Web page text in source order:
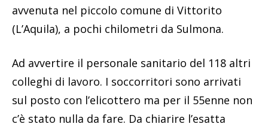
avvenuta nel piccolo comune di Vittorito
(L’Aquila), a pochi chilometri da Sulmona.
Ad avvertire il personale sanitario del 118 altri
colleghi di lavoro. I soccorritori sono arrivati
sul posto con l’elicottero ma per il 55enne non
c’è stato nulla da fare. Da chiarire l’esatta